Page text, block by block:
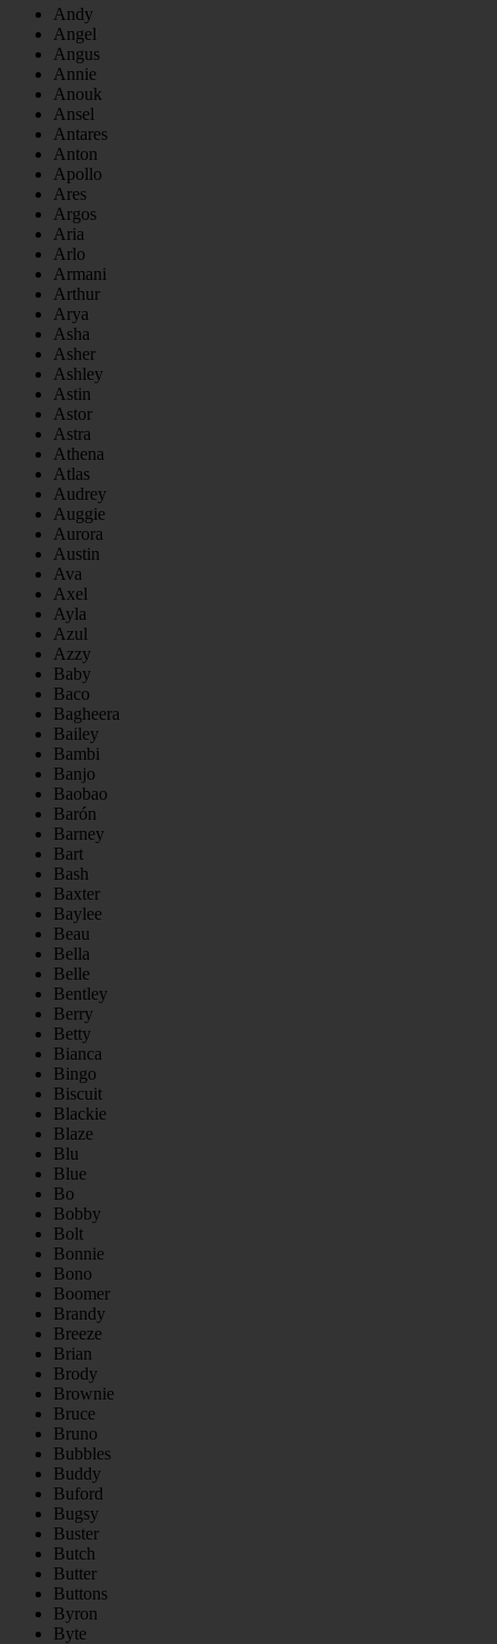
Andy
Angel
Angus
Annie
Anouk
Ansel
Antares
Anton
Apollo
Ares
Argos
Aria
Arlo
Armani
Arthur
Arya
Asha
Asher
Ashley
Astin
Astor
Astra
Athena
Atlas
Audrey
Auggie
Aurora
Austin
Ava
Axel
Ayla
Azul
Azzy
Baby
Baco
Bagheera
Bailey
Bambi
Banjo
Baobao
Barón
Barney
Bart
Bash
Baxter
Baylee
Beau
Bella
Belle
Bentley
Berry
Betty
Bianca
Bingo
Biscuit
Blackie
Blaze
Blu
Blue
Bo
Bobby
Bolt
Bonnie
Bono
Boomer
Brandy
Breeze
Brian
Brody
Brownie
Bruce
Bruno
Bubbles
Buddy
Buford
Bugsy
Buster
Butch
Butter
Buttons
Byron
Byte